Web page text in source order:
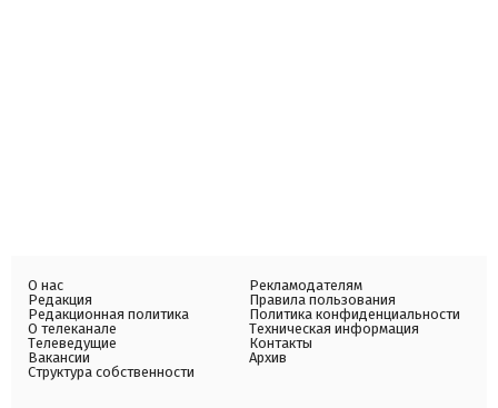
О нас
Редакция
Редакционная политика
О телеканале
Телеведущие
Вакансии
Структура собственности
Рекламодателям
Правила пользования
Политика конфиденциальности
Техническая информация
Контакты
Архив